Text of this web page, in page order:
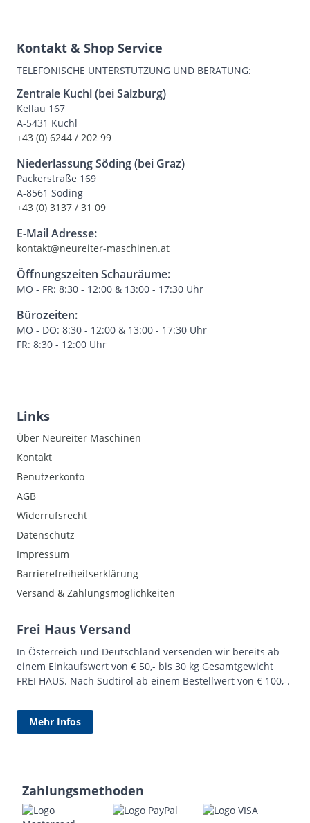
Kontakt & Shop Service
TELEFONISCHE UNTERSTÜTZUNG UND BERATUNG:
Zentrale Kuchl (bei Salzburg)
Kellau 167
A-5431 Kuchl
+43 (0) 6244 / 202 99
Niederlassung Söding (bei Graz)
Packerstraße 169
A-8561 Söding
+43 (0) 3137 / 31 09
E-Mail Adresse:
kontakt@neureiter-maschinen.at
Öffnungszeiten Schauräume:
MO - FR: 8:30 - 12:00 & 13:00 - 17:30 Uhr
Bürozeiten:
MO - DO: 8:30 - 12:00 & 13:00 - 17:30 Uhr
FR: 8:30 - 12:00 Uhr
Links
Über Neureiter Maschinen
Kontakt
Benutzerkonto
AGB
Widerrufsrecht
Datenschutz
Impressum
Barrierefreiheitserklärung
Versand & Zahlungsmöglichkeiten
Frei Haus Versand
In Österreich und Deutschland versenden wir bereits ab
einem Einkaufswert von € 50,- bis 30 kg Gesamtgewicht
FREI HAUS. Nach Südtirol ab einem Bestellwert von € 100,-.
Mehr Infos
Zahlungsmethoden